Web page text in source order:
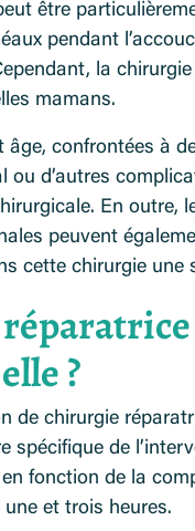
être
pendant
la
mamans.
âge, confrontées à
ou d’autres
En outre,
peuvent
cette chirurgie
?
de chirurgie
spécifique de
fonction de la
et trois heures.